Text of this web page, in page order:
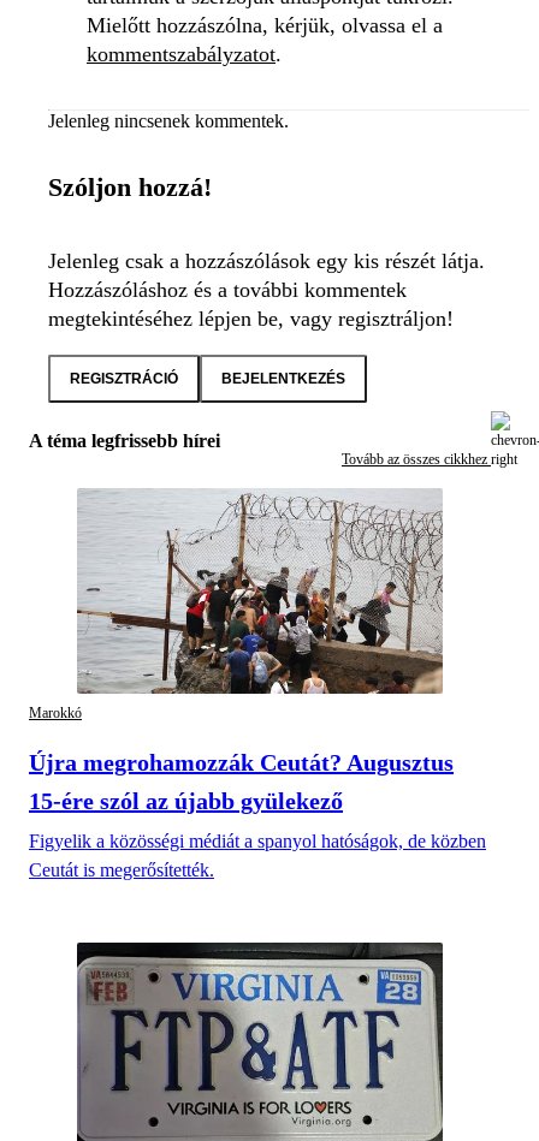
Mielőtt hozzászólna, kérjük, olvassa el a
kommentszabályzatot.
Jelenleg nincsenek kommentek.
Szóljon hozzá!
Jelenleg csak a hozzászólások egy kis részét látja.
Hozzászóláshoz és a további kommentek
megtekintéséhez lépjen be, vagy regisztráljon!
REGISZTRÁCIÓ BEJELENTKEZÉS
A téma legfrissebb hírei
Tovább az összes cikkhez
Marokkó
Újra megrohamozzák Ceutát? Augusztus
15-ére szól az újabb gyülekező
Figyelik a közösségi médiát a spanyol hatóságok, de közben
Ceutát is megerősítették.